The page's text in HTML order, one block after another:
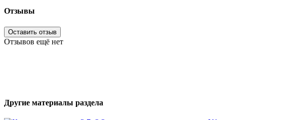
Отзывы
Оставить отзыв
Отзывов ещё нет
Другие материалы раздела